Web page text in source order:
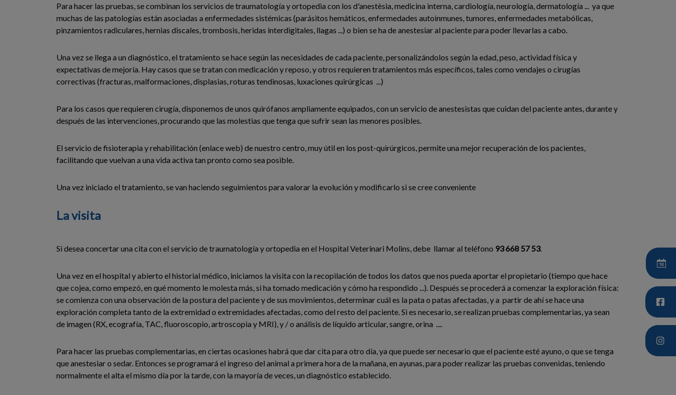
Para hacer las pruebas, se combinan los servicios de traumatología y ortopedia con los d'anestèsia, medicina interna, cardiología, neurología, dermatología ... ya que
muchas de las patologías están asociadas a enfermedades sistémicas (parásitos hemáticos, enfermedades autoinmunes, tumores, enfermedades metabólicas,
pinzamientos radiculares, hernias discales, trombosis, heridas interdigitales, llagas ...) o bien se ha de anestesiar al paciente para poder llevarlas a cabo.
Una vez se llega a un diagnóstico, el tratamiento se hace según las necesidades de cada paciente, personalizándolos según la edad, peso, actividad física y
expectativas de mejoría. Hay casos que se tratan con medicación y reposo, y otros requieren tratamientos más específicos, tales como vendajes o cirugías
correctivas (fracturas, malformaciones, displasias, roturas tendinosas, luxaciones quirúrgicas ...)
Para los casos que requieren cirugía, disponemos de unos quirófanos ampliamente equipados, con un servicio de anestesistas que cuidan del paciente antes, durante y
después de las intervenciones, procurando que las molestias que tenga que sufrir sean las menores posibles.
El servicio de fisioterapia y rehabilitación (enlace web) de nuestro centro, muy útil en los post-quirúrgicos, permite una mejor recuperación de los pacientes,
facilitando que vuelvan a una vida activa tan pronto como sea posible.
Una vez iniciado el tratamiento, se van haciendo seguimientos para valorar la evolución y modificarlo si se cree conveniente
La visita
Si desea concertar una cita con el servicio de traumatología y ortopedia en el Hospital Veterinari Molins, debe llamar al teléfono 93 668 57 53.
Una vez en el hospital y abierto el historial médico, iniciamos la visita con la recopilación de todos los datos que nos pueda aportar el propietario (tiempo que hace
que cojea, como empezó, en qué momento le molesta más, si ha tomado medicación y cómo ha respondido ...). Después se procederá a comenzar la exploración física:
se comienza con una observación de la postura del paciente y de sus movimientos, determinar cuál es la pata o patas afectadas, y a partir de ahí se hace una
exploración completa tanto de la extremidad o extremidades afectadas, como del resto del paciente. Si es necesario, se realizan pruebas complementarias, ya sean
de imagen (RX, ecografía, TAC, fluoroscopio, artroscopia y MRI), y / o análisis de líquido articular, sangre, orina ....
Para hacer las pruebas complementarias, en ciertas ocasiones habrá que dar cita para otro día, ya que puede ser necesario que el paciente esté ayuno, o que se tenga
que anestesiar o sedar. Entonces se programará el ingreso del animal a primera hora de la mañana, en ayunas, para poder realizar las pruebas convenidas, teniendo
normalmente el alta el mismo día por la tarde, con la mayoría de veces, un diagnóstico establecido.